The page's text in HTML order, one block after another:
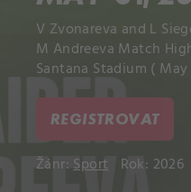
V Zvonareva and L
M Andreeva Match
Santana Stadium ( May
REGISTROVAT
Žánr:Sport Rok: 2026